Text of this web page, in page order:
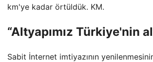
km'ye kadar örtüldük. KM.
“Altyapımız Türkiye'nin
Sabit İnternet imtiyazının